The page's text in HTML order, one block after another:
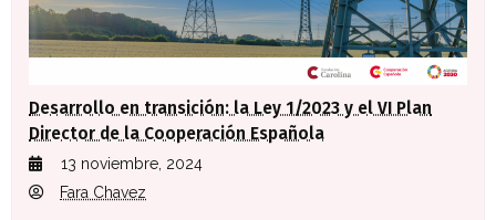
Desarrollo en transición: la Ley 1/2023 y el VI Plan
Director de la Cooperación Española
13 noviembre, 2024
Fara Chavez